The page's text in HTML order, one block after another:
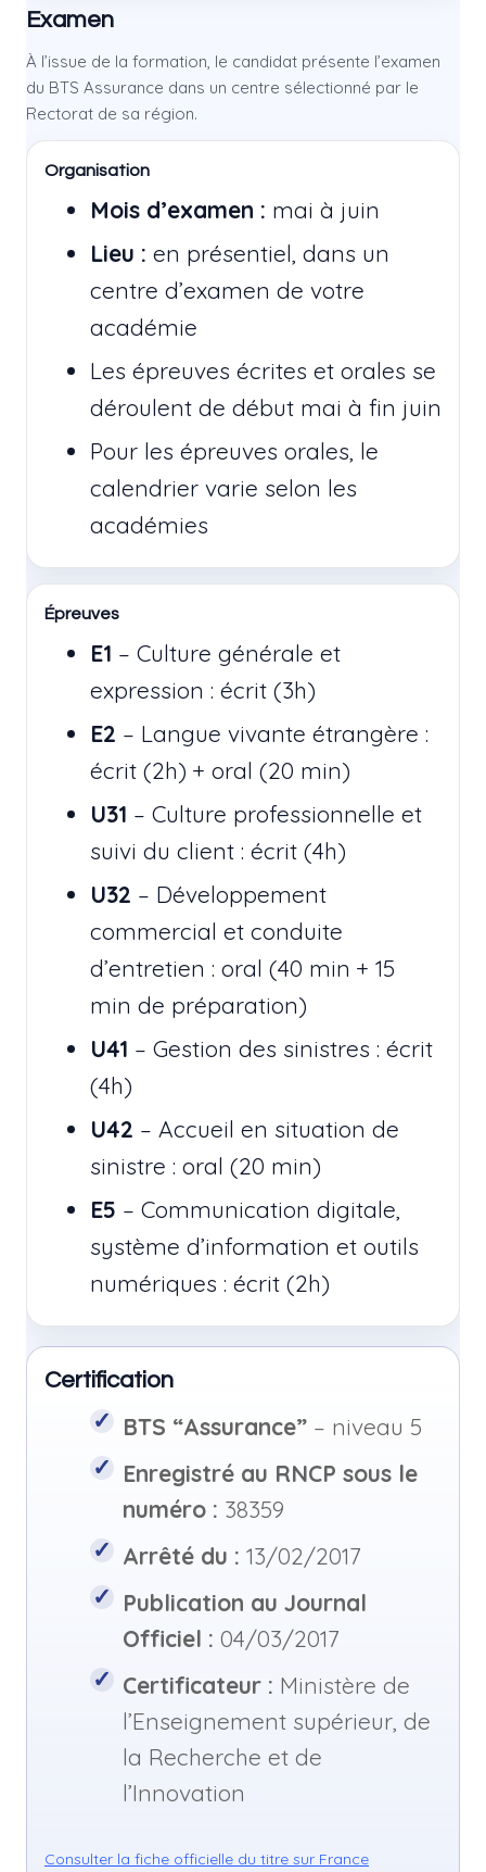
Examen
À l’issue de la formation, le candidat présente l’examen
du BTS Assurance dans un centre sélectionné par le
Rectorat de sa région.
Organisation
Mois d’examen : mai à juin
Lieu : en présentiel, dans un
centre d’examen de votre
académie
Les épreuves écrites et orales se
déroulent de début mai à fin juin
Pour les épreuves orales, le
calendrier varie selon les
académies
Épreuves
E1 – Culture générale et
expression : écrit (3h)
E2 – Langue vivante étrangère :
écrit (2h) + oral (20 min)
U31 – Culture professionnelle et
suivi du client : écrit (4h)
U32 – Développement
commercial et conduite
d’entretien : oral (40 min + 15
min de préparation)
U41 – Gestion des sinistres : écrit
(4h)
U42 – Accueil en situation de
sinistre : oral (20 min)
E5 – Communication digitale,
système d’information et outils
numériques : écrit (2h)
Certification
BTS “Assurance” – niveau 5
Enregistré au RNCP sous le
numéro : 38359
Arrêté du : 13/02/2017
Publication au Journal
Officiel : 04/03/2017
Certificateur : Ministère de
l’Enseignement supérieur, de
la Recherche et de
l’Innovation
Consulter la fiche officielle du titre sur France